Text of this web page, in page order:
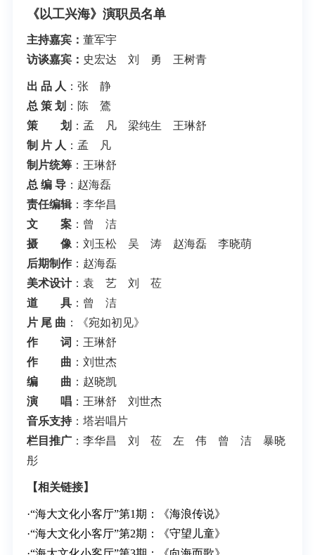
《以工兴海》演职员名单
主持嘉宾： 董军宇
访谈嘉宾： 史宏达 刘 勇 王树青
出 品 人 ：张 静
总 策 划 ：陈 鷟
策 划 ：孟 凡 梁纯生 王琳舒
制 片 人 ：孟 凡
制片统筹：王琳舒
总 编 导：赵海磊
责任编辑：李华昌
文 案：曾 洁
摄 像 ：刘玉松 吴 涛 赵海磊 李晓萌
后期制作：赵海磊
美术设计：袁 艺 刘 莅
道 具：曾 洁
片 尾 曲 ：《宛如初见》
作 词 ：王琳舒
作 曲 ：刘世杰
编 曲 ：赵晓凯
演 唱：王琳舒 刘世杰
音乐支持：塔岩唱片
栏目推广：李华昌 刘 莅 左 伟 曾 洁 暴晓
彤
【相关链接】
·“海大文化小客厅”第1期：《海浪传说》
·“海大文化小客厅”第2期：《守望儿童》